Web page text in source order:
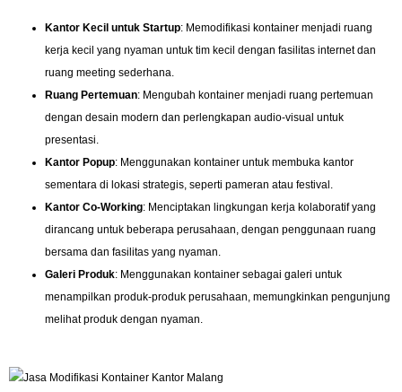
Kantor Kecil untuk Startup: Memodifikasi kontainer menjadi ruang
kerja kecil yang nyaman untuk tim kecil dengan fasilitas internet dan
ruang meeting sederhana.
Ruang Pertemuan: Mengubah kontainer menjadi ruang pertemuan
dengan desain modern dan perlengkapan audio-visual untuk
presentasi.
Kantor Popup: Menggunakan kontainer untuk membuka kantor
sementara di lokasi strategis, seperti pameran atau festival.
Kantor Co-Working: Menciptakan lingkungan kerja kolaboratif yang
dirancang untuk beberapa perusahaan, dengan penggunaan ruang
bersama dan fasilitas yang nyaman.
Galeri Produk: Menggunakan kontainer sebagai galeri untuk
menampilkan produk-produk perusahaan, memungkinkan pengunjung
melihat produk dengan nyaman.